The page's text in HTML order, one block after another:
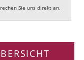
Sie uns direkt an.